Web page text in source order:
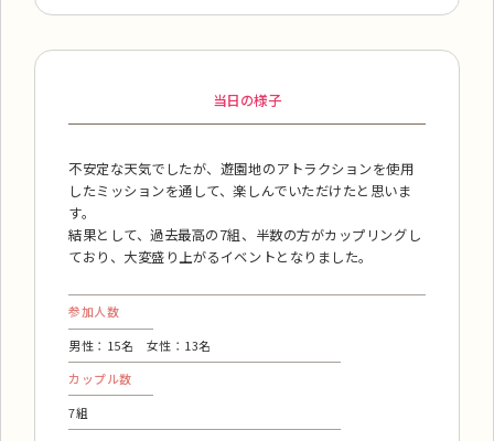
当日の様子
不安定な天気でしたが、遊園地のアトラクションを使用
したミッションを通して、楽しんでいただけたと思いま
す。
結果として、過去最高の7組、半数の方がカップリングし
ており、大変盛り上がるイベントとなりました。
参加人数
男性：15名 女性：13名
カップル数
7組